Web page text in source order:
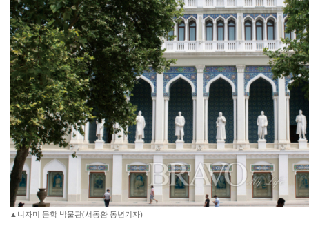
▲니자미 문학 박물관(서동환 동년기자)